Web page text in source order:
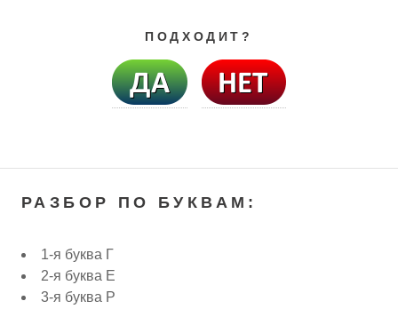
ПОДХОДИТ?
РАЗБОР ПО БУКВАМ:
1-я буква Г
2-я буква Е
3-я буква Р